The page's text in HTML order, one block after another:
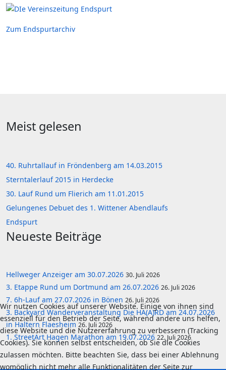
Zum Endspurtarchiv
Meist gelesen
40. Ruhrtallauf in Fröndenberg am 14.03.2015
Sterntalerlauf 2015 in Herdecke
30. Lauf Rund um Flierich am 11.01.2015
Gelungenes Debuet des 1. Wittener Abendlaufs
Endspurt
Neueste Beiträge
Hellweger Anzeiger am 30.07.2026 30. Juli 2026
3. Etappe Rund um Dortmund am 26.07.2026 26. Juli 2026
7. 6h-Lauf am 27.07.2026 in Bönen 26. Juli 2026
3. Backyard Wanderveranstaltung Die HA(A)RD am 24.07.2026
in Haltern Flaesheim 26. Juli 2026
1. StreetArt Hagen Marathon am 19.07.2026 22. Juli 2026
Wir nutzen Cookies auf unserer Website. Einige von ihnen sind
essenziell für den Betrieb der Seite, während andere uns helfen,
diese Website und die Nutzererfahrung zu verbessern (Tracking
Cookies). Sie können selbst entscheiden, ob Sie die Cookies
zulassen möchten. Bitte beachten Sie, dass bei einer Ablehnung
womöglich nicht mehr alle Funktionalitäten der Seite zur